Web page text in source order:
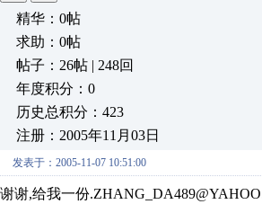
精华：0帖
求助：0帖
帖子：26帖 | 248回
年度积分：0
历史总积分：423
注册：2005年11月03日
发表于：2005-11-07 10:51:00
谢谢,给我一份